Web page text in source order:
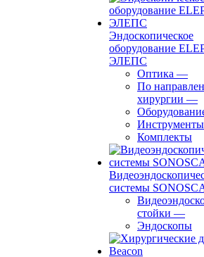
Эндоскопическое
оборудование
ЭЛЕПС
Оптика —
По
хирургии —
Инструменты
Комплекты
системы
стойки —
Эндоскопы